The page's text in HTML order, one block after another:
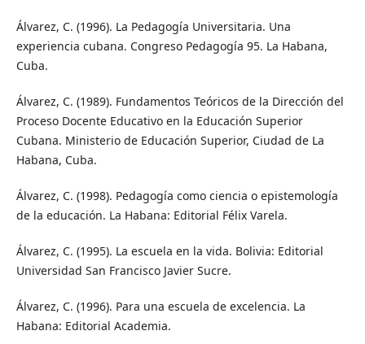
Álvarez, C. (1996). La Pedagogía Universitaria. Una
experiencia cubana. Congreso Pedagogía 95. La Habana,
Cuba.
Álvarez, C. (1989). Fundamentos Teóricos de la Dirección del
Proceso Docente Educativo en la Educación Superior
Cubana. Ministerio de Educación Superior, Ciudad de La
Habana, Cuba.
Álvarez, C. (1998). Pedagogía como ciencia o epistemología
de la educación. La Habana: Editorial Félix Varela.
Álvarez, C. (1995). La escuela en la vida. Bolivia: Editorial
Universidad San Francisco Javier Sucre.
Álvarez, C. (1996). Para una escuela de excelencia. La
Habana: Editorial Academia.